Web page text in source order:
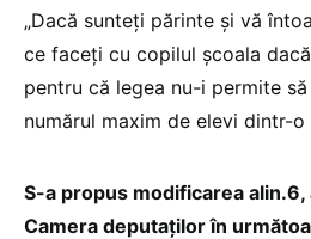
„Dacă sunteți părinte și vă
ce faceți cu copilul școala
pentru că legea nu-i permite
numărul maxim de elevi dintr-o
S-a propus modificarea
Camera deputaților în